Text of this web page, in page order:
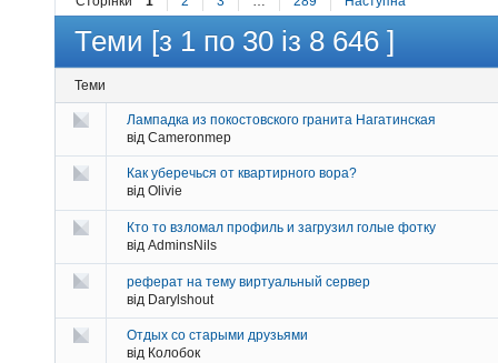
Теми [з 1 по 30 із 8 646 ]
Теми
Лампадка из покостовского гранита Нагатинская
від Cameronmep
Как уберечься от квартирного вора?
від Olivie
Кто то взломал профиль и загрузил голые фотку
від AdminsNils
реферат на тему виртуальный сервер
від Darylshout
Отдых со старыми друзьями
від Колобок